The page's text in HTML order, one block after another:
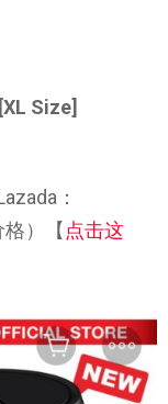
Size]
：
）【 点击这